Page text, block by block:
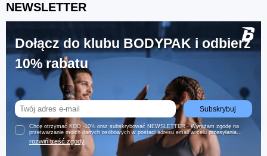
NEWSLETTER
Dołącz do klubu BODYPAK i odbierz
10% rabatu
Subskrybuj
Chcę otrzymać KOD -10% oraz subskrybować NEWSLETTER - Wyrażam zgodę na
przetwarzanie moich danych osobowych w postaci adresu email w celu przesyłania
informacji handlowych (w tym ofert specjalnych i promocji) w formie newslettera za
pomocą środków komunikacji elektronicznej przez Trec Nutrition Sp. z o.o. z siedzibą w
Gdyni. Newsletter jest wysyłany zgodnie z postanowieniami ustawy z dnia 18 lipca 2002
rozwiń treść zgody